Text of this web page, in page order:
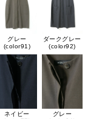
グレー
(color91)
ダークグレー
(color92)
ネイビー
グレー